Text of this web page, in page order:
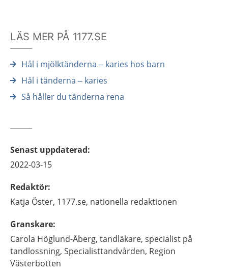
LÄS MER PÅ 1177.SE
Hål i mjölktänderna – karies hos barn
Hål i tänderna – karies
Så håller du tänderna rena
Senast uppdaterad:
2022-03-15
Redaktör:
Katja Öster, 1177.se, nationella redaktionen
Granskare:
Carola Höglund-Åberg, tandläkare, specialist på
tandlossning, Specialisttandvården, Region
Västerbotten